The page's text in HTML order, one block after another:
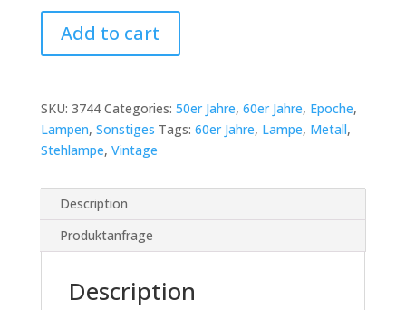
Stehlampe
Naska
aus
Arztpraxis
quantity
Add to cart
SKU: 3744 Categories: 50er Jahre, 60er Jahre, Epoche,
Lampen, Sonstiges Tags: 60er Jahre, Lampe, Metall,
Stehlampe, Vintage
Description
Produktanfrage
Description